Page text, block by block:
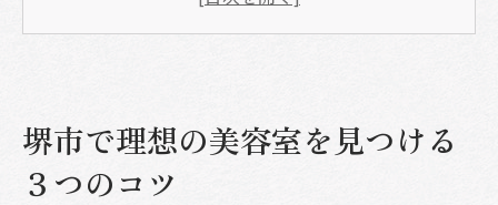
美容室選びはカット技術と提案力が決め手
堺市の美容室で重視したい空間づくり
堺市で理想の美容室を見つける
３つのコツ